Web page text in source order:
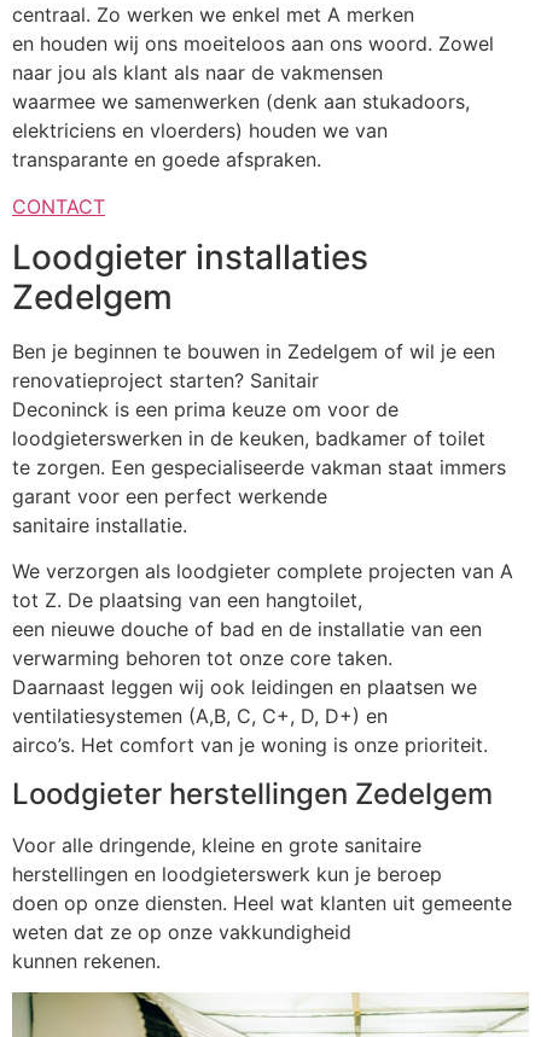
centraal. Zo werken we enkel met A merken
en houden wij ons moeiteloos aan ons woord. Zowel
naar jou als klant als naar de vakmensen
waarmee we samenwerken (denk aan stukadoors,
elektriciens en vloerders) houden we van
transparante en goede afspraken.
CONTACT
Loodgieter installaties
Zedelgem
Ben je beginnen te bouwen in Zedelgem of wil je een
renovatieproject starten? Sanitair
Deconinck is een prima keuze om voor de
loodgieterswerken in de keuken, badkamer of toilet
te zorgen. Een gespecialiseerde vakman staat immers
garant voor een perfect werkende
sanitaire installatie.
We verzorgen als loodgieter complete projecten van A
tot Z. De plaatsing van een hangtoilet,
een nieuwe douche of bad en de installatie van een
verwarming behoren tot onze core taken.
Daarnaast leggen wij ook leidingen en plaatsen we
ventilatiesystemen (A,B, C, C+, D, D+) en
airco’s. Het comfort van je woning is onze prioriteit.
Loodgieter herstellingen Zedelgem
Voor alle dringende, kleine en grote sanitaire
herstellingen en loodgieterswerk kun je beroep
doen op onze diensten. Heel wat klanten uit gemeente
weten dat ze op onze vakkundigheid
kunnen rekenen.